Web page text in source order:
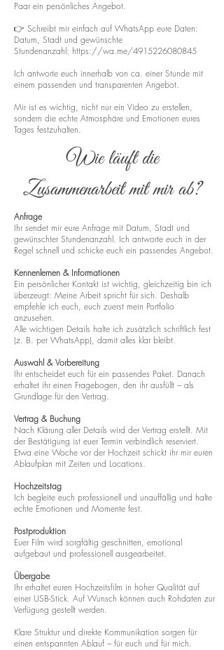
Paar ein persönliches Angebot.
👉 Schreibt mir einfach auf WhatsApp eure Daten:
Datum, Stadt und gewünschte
Stundenanzahl: https://wa.me/4915226080845
Ich antworte euch innerhalb von ca. einer Stunde mit
einem passenden und transparenten Angebot.
Mir ist es wichtig, nicht nur ein Video zu erstellen,
sondern die echte Atmosphäre und Emotionen eures
Tages festzuhalten.
Wie läuft die
Zusammenarbeit mit mir ab?
Anfrage
Ihr sendet mir eure Anfrage mit Datum, Stadt und
gewünschter Stundenanzahl. Ich antworte euch in der
Regel schnell und schicke euch ein passendes Angebot.
Kennenlernen & Informationen
Ein persönlicher Kontakt ist wichtig, gleichzeitig bin ich
überzeugt: Meine Arbeit spricht für sich. Deshalb
empfehle ich euch, euch zuerst mein Portfolio
anzusehen.
Alle wichtigen Details halte ich zusätzlich schriftlich fest
(z. B. per WhatsApp), damit alles klar bleibt.
Auswahl & Vorbereitung
Ihr entscheidet euch für ein passendes Paket. Danach
erhaltet ihr einen Fragebogen, den ihr ausfüllt – als
Grundlage für den Vertrag.
Vertrag & Buchung
Nach Klärung aller Details wird der Vertrag erstellt. Mit
der Bestätigung ist euer Termin verbindlich reserviert.
Etwa eine Woche vor der Hochzeit schickt ihr mir euren
Ablaufplan mit Zeiten und Locations.
Hochzeitstag
Ich begleite euch professionell und unauffällig und halte
echte Emotionen und Momente fest.
Postproduktion
Euer Film wird sorgfältig geschnitten, emotional
aufgebaut und professionell ausgearbeitet.
Übergabe
Ihr erhaltet euren Hochzeitsfilm in hoher Qualität auf
einer USB-Stick. Auf Wunsch können auch Rohdaten zur
Verfügung gestellt werden.
Klare Struktur und direkte Kommunikation sorgen für
einen entspannten Ablauf – für euch und für mich.